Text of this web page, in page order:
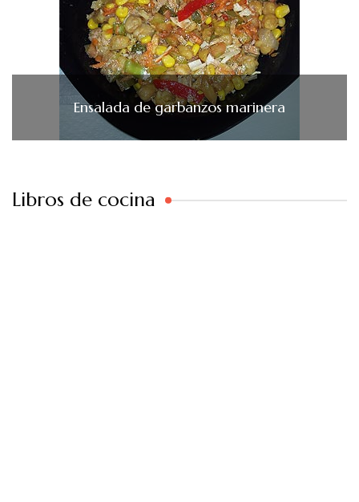
Ensalada de garbanzos marinera
Libros de cocina